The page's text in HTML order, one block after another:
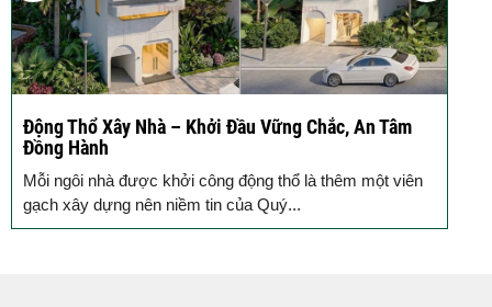
Động Thổ Xây Nhà – Khởi Đầu Vững Chắc, An Tâm
Đồng Hành
Mỗi ngôi nhà được khởi công động thổ là thêm một viên
gạch xây dựng nên niềm tin của Quý...